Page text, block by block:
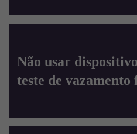
Não usar
teste de vazamento